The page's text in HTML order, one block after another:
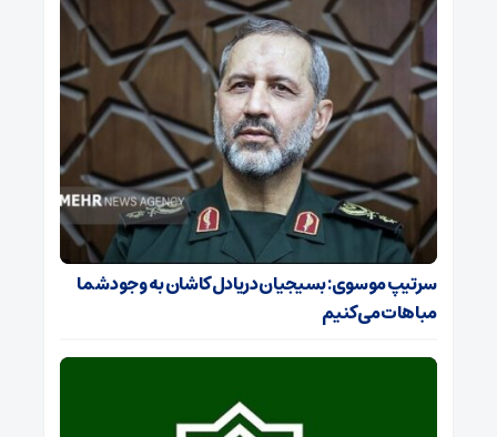
سرتیپ موسوی: بسیجیان دریادل کاشان به وجود شما
مباهات می‌کنیم